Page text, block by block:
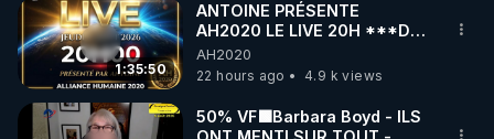
1:35:50
ANTOINE PRÉSENTE
AH2020 LE LIVE 20H ***DU
06/08/2026***
AH2020
22 hours ago
4.9 k views
50% VF🟩Barbara Boyd - ILS